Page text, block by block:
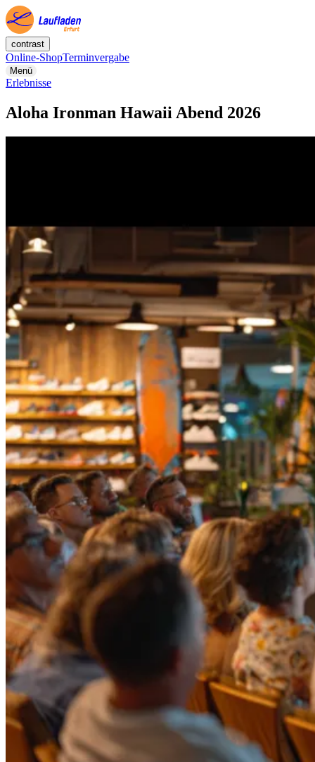
contrast
Online-ShopTerminvergabe
Menü
Erlebnisse
Aloha Ironman Hawaii Abend 2026